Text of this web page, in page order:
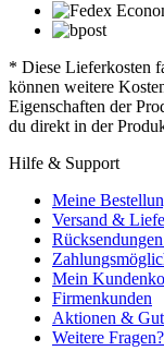
* Diese Lieferkosten
können weitere
Eigenschaften der
du direkt in der
Hilfe & Support
Meine
Versand &
Mein
Firmenkunden
Aktionen &
Weitere Fragen?